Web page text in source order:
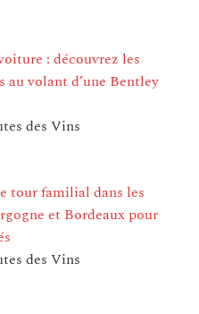
: découvrez les
au volant d’une Bentley
des Vins
tour familial dans les
et Bordeaux pour
des Vins